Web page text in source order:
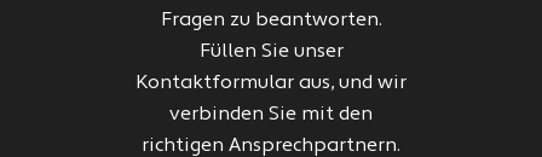
Fragen zu beantworten.
Füllen Sie unser
Kontaktformular aus, und wir
verbinden Sie mit den
richtigen Ansprechpartnern.